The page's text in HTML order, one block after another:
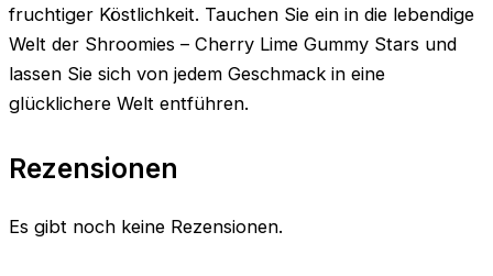
fruchtiger Köstlichkeit. Tauchen Sie ein in die lebendige
Welt der Shroomies – Cherry Lime Gummy Stars und
lassen Sie sich von jedem Geschmack in eine
glücklichere Welt entführen.
Rezensionen
Es gibt noch keine Rezensionen.